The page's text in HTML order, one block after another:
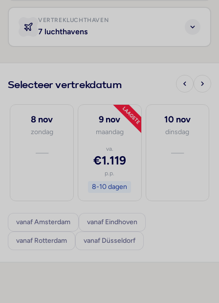
VERTREKLUCHTHAVEN
7 luchthavens
Selecteer vertrekdatum
8 nov
zondag
—
LAAGSTE
9 nov
maandag
va.
€1.119
p.p.
8-10 dagen
10 nov
dinsdag
—
vanaf Amsterdam vanaf Eindhoven
vanaf Rotterdam vanaf Düsseldorf